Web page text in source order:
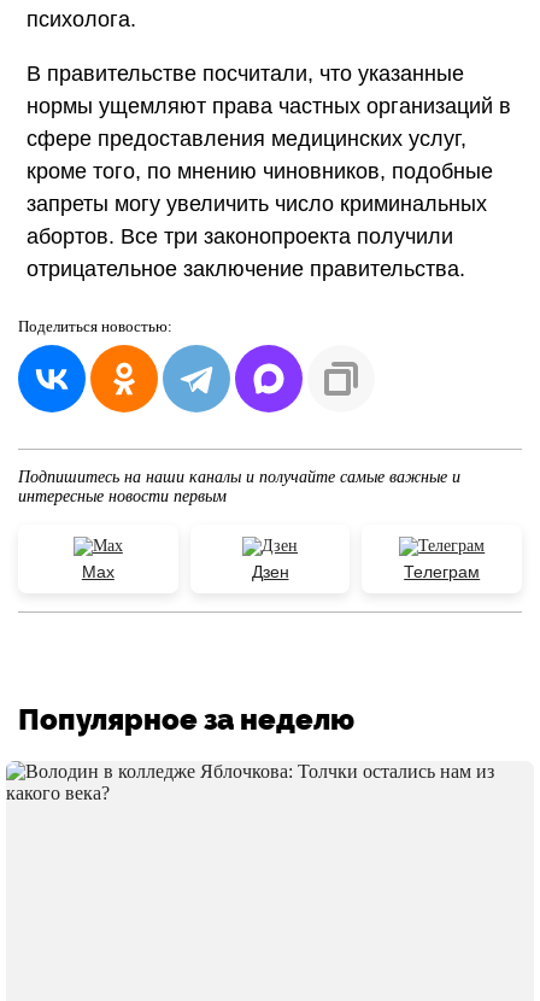
психолога.
В правительстве посчитали, что указанные
нормы ущемляют права частных организаций в
сфере предоставления медицинских услуг,
кроме того, по мнению чиновников, подобные
запреты могу увеличить число криминальных
абортов. Все три законопроекта получили
отрицательное заключение правительства.
Поделиться новостью:
Подпишитесь на наши каналы и получайте самые важные и
интересные новости первым
Max Дзен Телеграм
Популярное за неделю